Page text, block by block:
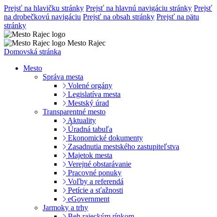
Prejsť na hlavičku stránky Prejsť na hlavnú navigáciu stránky Prejsť
na drobečkovú navigáciu Prejsť na obsah stránky Prejsť na pätu
stránky
Mesto Rajec
Domovská stránka
Mesto
Správa mesta
Volené orgány
Legislatíva mesta
Mestský úrad
Transparentné mesto
Aktuality
Úradná tabuľa
Ekonomické dokumenty
Zasadnutia mestského zastupiteľstva
Majetok mesta
Verejné obstarávanie
Pracovné ponuky
Voľby a referendá
Petície a sťažnosti
eGovernment
Jarmoky a trhy